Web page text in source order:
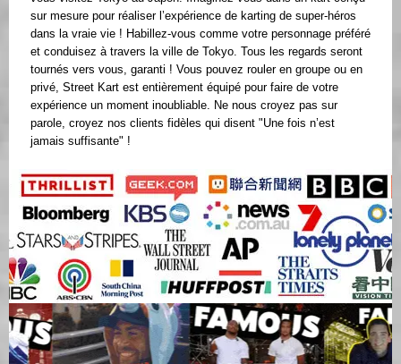
sur mesure pour réaliser l’expérience de karting de super-héros
dans la vraie vie ! Habillez-vous comme votre personnage préféré
et conduisez à travers la ville de Tokyo. Tous les regards seront
tournés vers vous, garanti ! Vous pouvez rouler en groupe ou en
privé, Street Kart est entièrement équipé pour faire de votre
expérience un moment inoubliable. Ne nous croyez pas sur
parole, croyez nos clients fidèles qui disent "Une fois n’est
jamais suffisante" !